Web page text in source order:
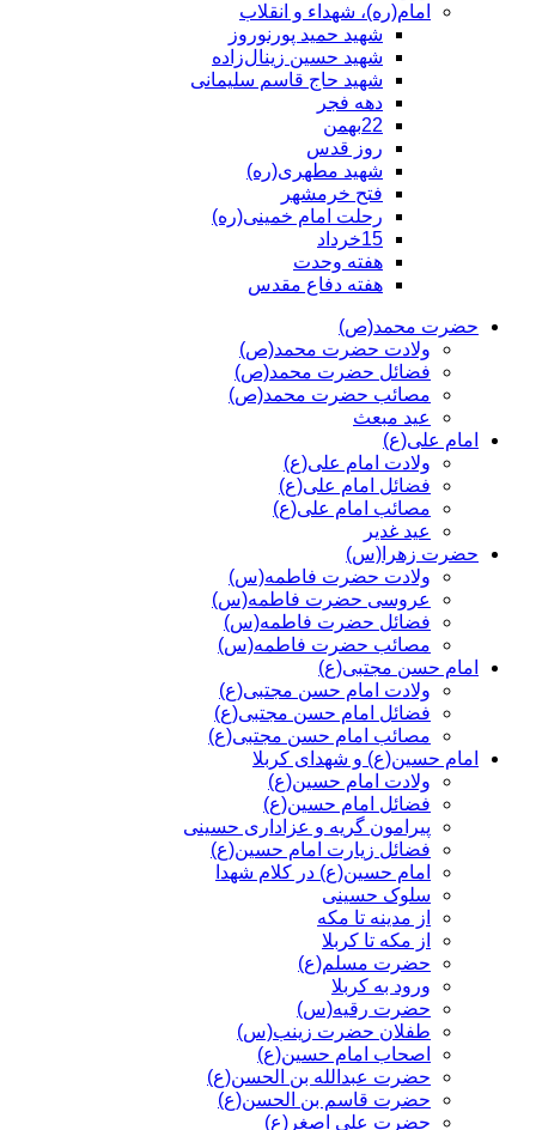
امام(ره)، شهداء و انقلاب
شهید حمید پورنوروز
شهید حسین زینال‌زاده
شهید حاج قاسم سلیمانی
دهه فجر
22بهمن
روز قدس
شهید مطهری(ره)
فتح خرمشهر
رحلت امام خمینی(ره)
15خرداد
هفته وحدت
هفته دفاع مقدس
حضرت محمد(ص)
ولادت حضرت محمد(ص)
فضائل حضرت محمد(ص)
مصائب حضرت محمد(ص)
عید مبعث
امام علی(ع)
ولادت امام علی(ع)
فضائل امام علی(ع)
مصائب امام علی(ع)
عید غدیر
حضرت زهرا(س)
ولادت حضرت فاطمه(س)
عروسی حضرت فاطمه(س)
فضائل حضرت فاطمه(س)
مصائب حضرت فاطمه(س)
امام حسن مجتبی(ع)
ولادت امام حسن مجتبی(ع)
فضائل امام حسن مجتبی(ع)
مصائب امام حسن مجتبی(ع)
امام حسین(ع) و شهدای کربلا
ولادت امام حسین(ع)
فضائل امام حسین(ع)
پیرامون گریه و عزاداری حسینی
فضائل زیارت امام حسین(ع)
امام حسین(ع) در کلام شهدا
سلوک حسینی
از مدینه تا مکه
از مکه تا کربلا
حضرت مسلم(ع)
ورود به کربلا
حضرت رقیه(س)
طفلان حضرت زینب(س)
اصحاب امام حسین(ع)
حضرت عبدالله بن الحسن(ع)
حضرت قاسم بن الحسن(ع)
حضرت علی اصغر(ع)